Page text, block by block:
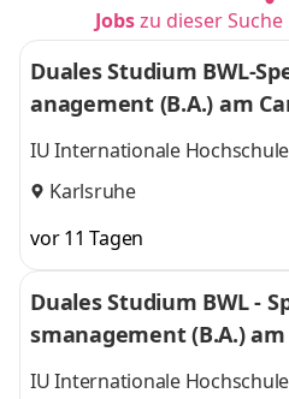
Jobszu dieser
Duales Studium BWL-
anagement (B.A.) am
IU Internationale Hochschule
Karlsruhe
vor 11 Tagen
Duales Studium BWL -
smanagement (B.A.)
l
IU Internationale Hochschule